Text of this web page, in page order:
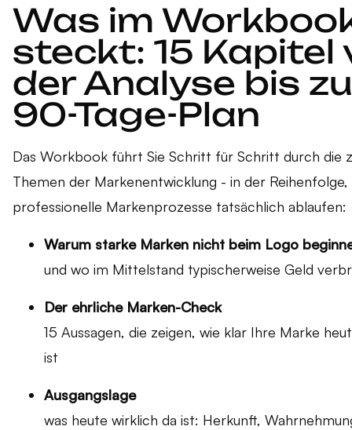
Was im
steckt: 15 Kapitel
der Analyse bis
90-Tage-Plan
Das Workbook führt Sie Schritt für Schritt durch die
Themen der Markenentwicklung - in der Reihenfolge,
professionelle Markenprozesse tatsächlich ablaufen:
Warum starke Marken nicht beim Logo
und wo im Mittelstand typischerweise Geld
Der ehrliche Marken-Check
15 Aussagen, die zeigen, wie klar Ihre Marke
ist
Ausgangslage
was heute wirklich da ist: Herkunft,